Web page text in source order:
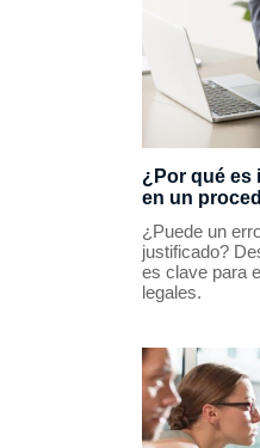
¿Por qué es
en un
¿Puede un
justificado?
es clave para
legales.